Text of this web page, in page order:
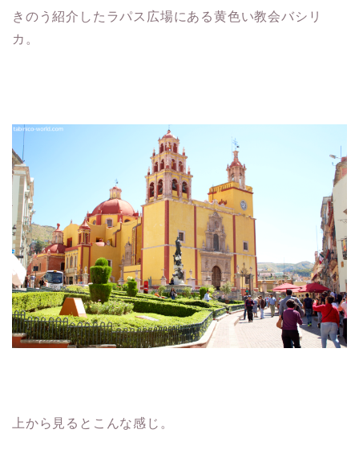
きのう紹介したラパス広場にある黄色い教会バシリ
カ。
上から見るとこんな感じ。